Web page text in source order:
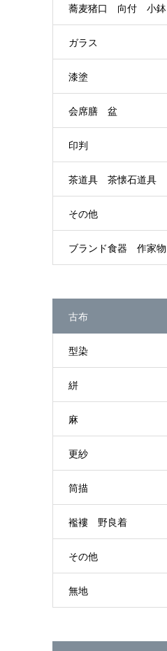
蕎麦猪口 向付 小鉢
ガラス
漆塗
会席膳 盆
印判
茶道具 茶懐石道具
その他
ブランド食器 作家物
古布
型染
絣
麻
更紗
筒描
襤褸 野良着
その他
無地